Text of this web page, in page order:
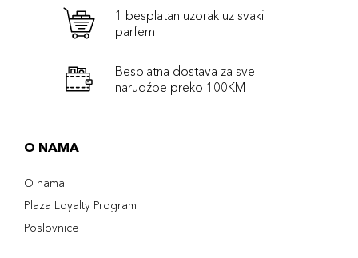
1 besplatan uzorak uz svaki
parfem
Besplatna dostava za sve
narudźbe preko 100KM
O NAMA
O nama
Plaza Loyalty Program
Poslovnice